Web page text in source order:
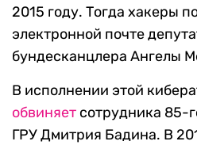
2015 году. Тогда хакеры
электронной почте
бундесканцлера Ангелы
В исполнении этой
обвиняет сотрудника 85-
ГРУ Дмитрия Бадина. В